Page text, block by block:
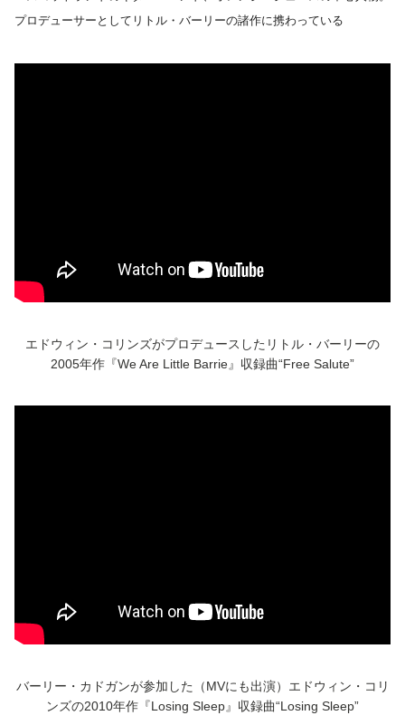
プロデューサーとしてリトル・バーリーの諸作に携わっている
エドウィン・コリンズがプロデュースしたリトル・バーリーの
2005年作『We Are Little Barrie』収録曲“Free Salute”
バーリー・カドガンが参加した（MVにも出演）エドウィン・コリ
ンズの2010年作『Losing Sleep』収録曲“Losing Sleep”